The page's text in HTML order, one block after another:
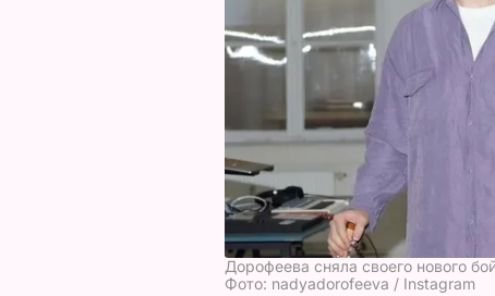
Дорофеева сняла своего нового
Фото: nadyadorofeeva / Instagram